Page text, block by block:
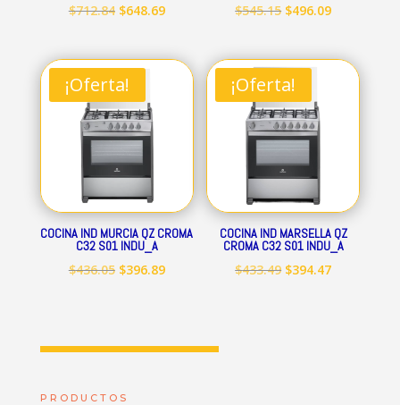
$712.84 El
original
era:
$712.84.
$648.69El
actual
$545.15 El
original
era:
$545.15.
$496.09El
actual
¡Oferta!
COCINA IND MURCIA QZ CROMA
C32 S01 INDU_A
$436.05 El
$396.89El
¡Oferta!
COCINA IND MARSELLA QZ
CROMA C32 S01 INDU_A
$433.49 El
$394.47El
PRODUCTOS